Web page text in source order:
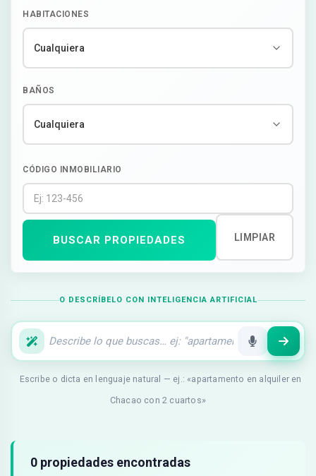
HABITACIONES
BAÑOS
CÓDIGO INMOBILIARIO
BUSCAR PROPIEDADES LIMPIAR
O DESCRÍBELO CON INTELIGENCIA ARTIFICIAL
Escribe o dicta en lenguaje natural — ej.: «apartamento en alquiler en
Chacao con 2 cuartos»
Resultados de búsqueda
0 propiedades encontradas